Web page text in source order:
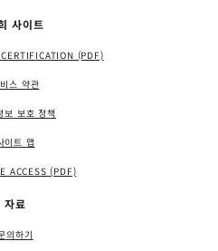
사이트
(PDF)
스 약관
보 보호 정책
이트 맵
ACCESS (PDF)
자료
의하기